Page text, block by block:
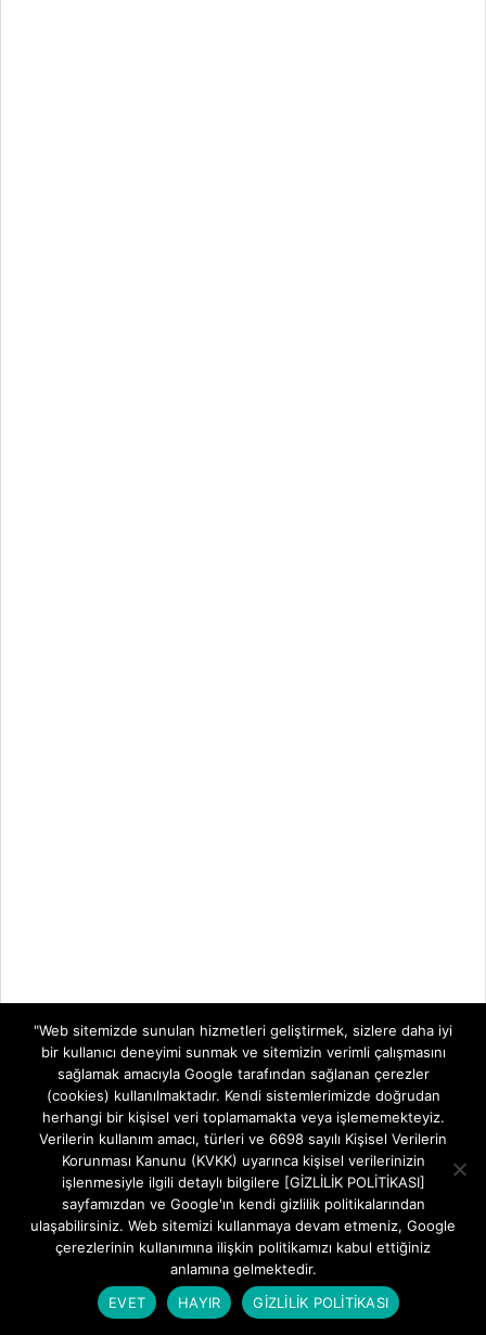
"Web sitemizde sunulan hizmetleri geliştirmek, sizlere daha iyi
bir kullanıcı deneyimi sunmak ve sitemizin verimli çalışmasını
sağlamak amacıyla Google tarafından sağlanan çerezler
(cookies) kullanılmaktadır. Kendi sistemlerimizde doğrudan
herhangi bir kişisel veri toplamamakta veya işlememekteyiz.
Verilerin kullanım amacı, türleri ve 6698 sayılı Kişisel Verilerin
Korunması Kanunu (KVKK) uyarınca kişisel verilerinizin
işlenmesiyle ilgili detaylı bilgilere [GİZLİLİK POLİTİKASI]
sayfamızdan ve Google'ın kendi gizlilik politikalarından
ulaşabilirsiniz. Web sitemizi kullanmaya devam etmeniz, Google
çerezlerinin kullanımına ilişkin politikamızı kabul ettiğiniz
anlamına gelmektedir.
EVET
HAYIR GİZLİLİK POLİTİKASI